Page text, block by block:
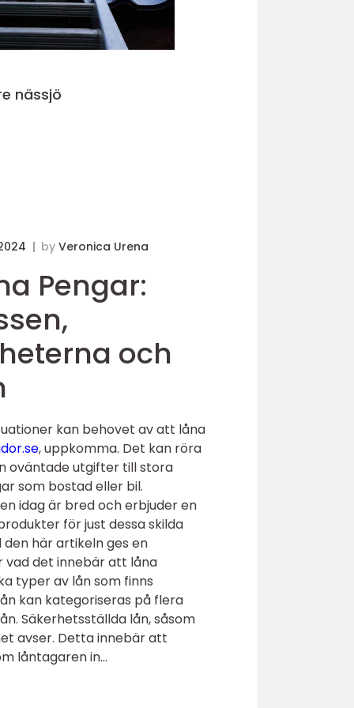
nässjö
by Veronica Urena
Pengar:
och
kan behovet av att låna
, uppkomma. Det kan röra
oväntade utgifter till stora
som bostad eller bil.
idag är bred och erbjuder en
för just dessa skilda
den här artikeln ges en
vad det innebär att låna
typer av lån som finns
kan kategoriseras på flera
Säkerhetsställda lån, såsom
avser. Detta innebär att
låntagaren in...